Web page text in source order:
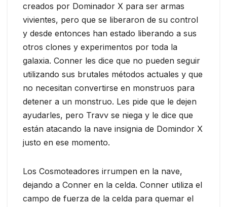
creados por Dominador X para ser armas
vivientes, pero que se liberaron de su control
y desde entonces han estado liberando a sus
otros clones y experimentos por toda la
galaxia. Conner les dice que no pueden seguir
utilizando sus brutales métodos actuales y que
no necesitan convertirse en monstruos para
detener a un monstruo. Les pide que le dejen
ayudarles, pero Travv se niega y le dice que
están atacando la nave insignia de Domindor X
justo en ese momento.
Los Cosmoteadores irrumpen en la nave,
dejando a Conner en la celda. Conner utiliza el
campo de fuerza de la celda para quemar el